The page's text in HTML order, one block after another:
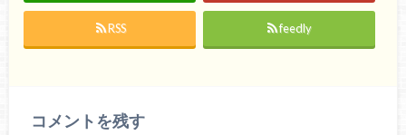
RSS feedly
コメントを残す